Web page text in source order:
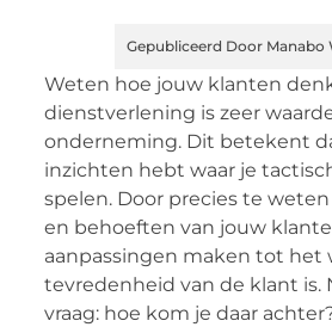
Gepubliceerd Door Manabo
Weten hoe jouw klanten
dienstverlening is zeer
onderneming. Dit betekent
inzichten hebt waar je
spelen. Door precies te
en behoeften van jouw
aanpassingen maken tot het
tevredenheid van de klant is.
vraag: hoe kom je daar